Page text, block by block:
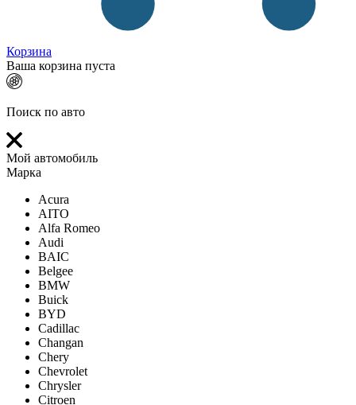
Корзина
Ваша корзина пуста
Поиск по авто
Мой автомобиль
Марка
Acura
AITO
Alfa Romeo
Audi
BAIC
Belgee
BMW
Buick
BYD
Cadillac
Changan
Chery
Chevrolet
Chrysler
Citroen